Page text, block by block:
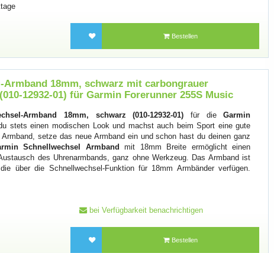
Bestellen
Armband 18mm, schwarz mit carbongrauer
12932-01) für Garmin Forerunner 255S Music
Armband 18mm, schwarz (010-12932-01) für dieGarmin
stets einen modischen Look und machst auch beim Sport eine gute
setze das neue Armband ein und schon hast du deinen ganz
Schnellwechsel Armband
mit 18mm Breite ermöglicht einen
des Uhrenarmbands, ganz ohne Werkzeug. Das Armband ist
über die Schnellwechsel-Funktion für 18mm Armbänder verfügen.
bei Verfügbarkeit benachrichtigen
Bestellen